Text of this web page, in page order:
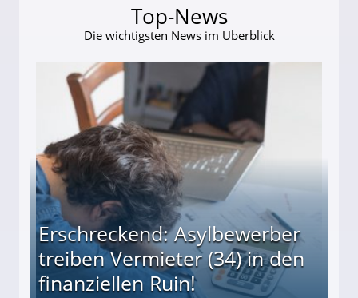
Top-News
Die wichtigsten News im Überblick
Erschreckend: Asylbewerber
treiben Vermieter (34) in den
finanziellen Ruin!